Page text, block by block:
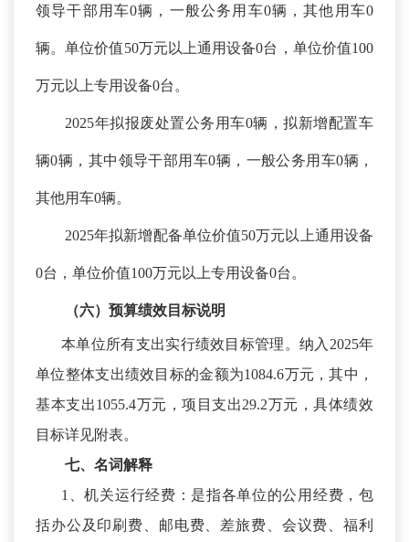
领导干部用车0辆，一般公务用车0辆，其他用车0
辆。单位价值50万元以上通用设备0台，单位价值100
万元以上专用设备0台。
2025年拟报废处置公务用车0辆，拟新增配置车
辆0辆，其中领导干部用车0辆，一般公务用车0辆，
其他用车0辆。
2025年拟新增配备单位价值50万元以上通用设备
0台，单位价值100万元以上专用设备0台。
（六）预算绩效 目标说明
本单位所有支出实行绩效目标管理。纳入 2025年
单位整体支出绩效目标的金额为1084.6万元，其中，
基本支出1055.4万元，项目支出29.2万元，具体绩效
目标详见附表。
七、名词解释
1、机关运行经费：是指各单位的公用经费，包
括办公及印刷费、邮电费、差旅费、会议费、福利